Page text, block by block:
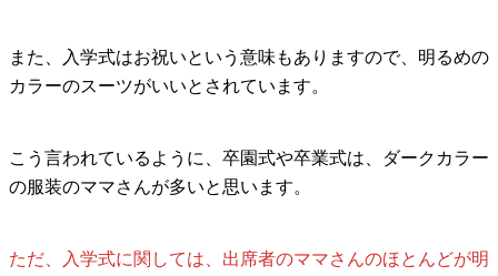
また、入学式はお祝いという意味もありますので、明るめの
カラーのスーツがいいとされています。
こう言われているように、卒園式や卒業式は、ダークカラー
の服装のママさんが多いと思います。
ただ、入学式に関しては、出席者のママさんのほとんどが明